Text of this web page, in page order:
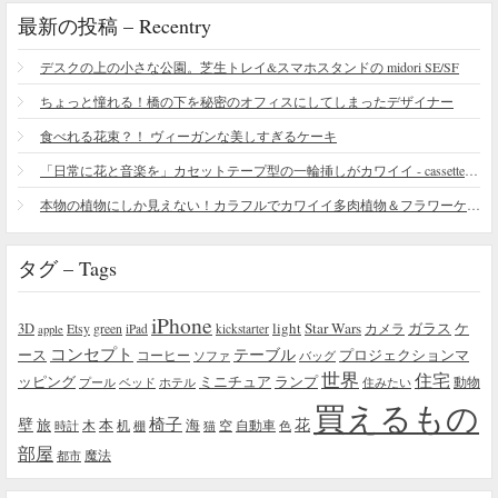
最新の投稿 – Recentry
デスクの上の小さな公園。芝生トレイ&スマホスタンドの midori SE/SF
ちょっと憧れる！橋の下を秘密のオフィスにしてしまったデザイナー
食べれる花束？！ ヴィーガンな美しすぎるケーキ
「日常に花と音楽を」カセットテープ型の一輪挿しがカワイイ - cassette vase
本物の植物にしか見えない！カラフルでカワイイ多肉植物＆フラワーケーキ
タグ – Tags
3D apple Etsy green iPad iPhone kickstarter lightStar Wars カメラ ガラス ケ
ース コンセプト コーヒー ソファ テーブル バッグ プロジェクションマ
ッピング プール ベッド ホテル ミニチュア ランプ世界 住みたい 住宅 動物
壁旅 時計 木本机 棚 椅子海 猫 空 自動車 色 花 買えるもの
部屋 都市 魔法